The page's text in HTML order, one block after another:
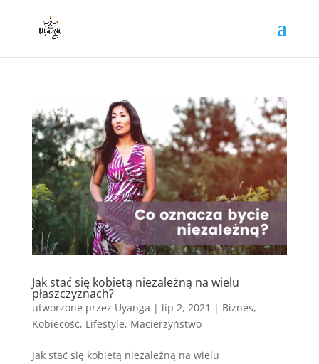
Jak stać się kobietą niezależną na wielu
płaszczyznach?
utworzone przez Uyanga | lip 2, 2021 | Biznes,
Kobiecość, Lifestyle, Macierzyństwo
Jak stać się kobietą niezależną na wielu